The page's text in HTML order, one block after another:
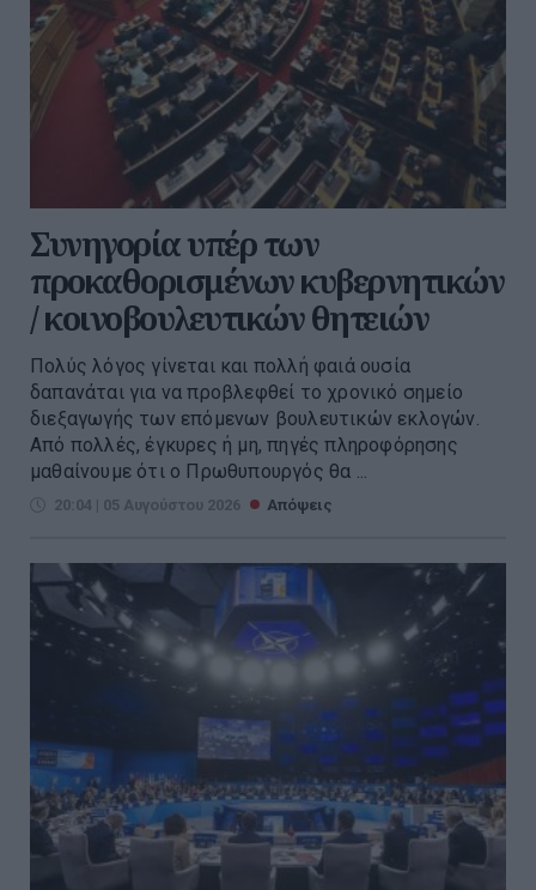
Συνηγορία υπέρ των
προκαθορισμένων κυβερνητικών
/ κοινοβουλευτικών θητειών
Πολύς λόγος γίνεται και πολλή φαιά ουσία
δαπανάται για να προβλεφθεί το χρονικό σημείο
διεξαγωγής των επόμενων βουλευτικών εκλογών.
Από πολλές, έγκυρες ή μη, πηγές πληροφόρησης
μαθαίνουμε ότι ο Πρωθυπουργός θα ...
20:04 | 05 Αυγούστου 2026 Απόψεις